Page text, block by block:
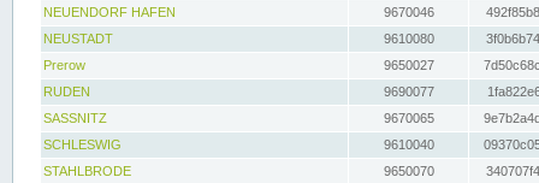
NEUENDORF HAFEN
9670046
NEUSTADT
9610080
Prerow
9650027
RUDEN
9690077
SASSNITZ
9670065
SCHLESWIG
9610040
STAHLBRODE
9650070